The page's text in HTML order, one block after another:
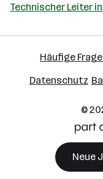
Technischer Leiter in
Häufige
Datenschutz
©
Neue